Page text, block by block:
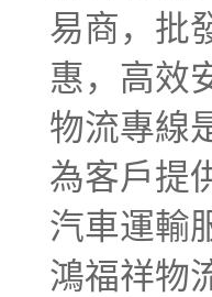
易商，批
惠，高效
物流專線
為客戶提
汽車運輸
鴻福祥物